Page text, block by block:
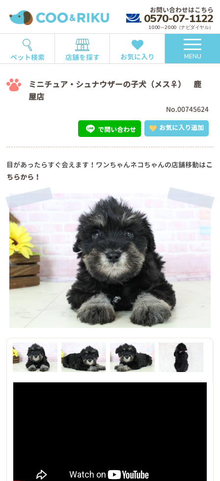
お問い合わせはこちら
0570-07-1122
10:00～20:00（ナビダイヤル）
ペット検索 店舗を探す お気に入り MENU
ミニチュア・シュナウザーの子犬（メス♀） 鹿
屋店
No.00745624
お気に入り追加
で問い合わせ
目があったらすぐ会えます！ワンちゃんネコちゃんの店舗移動はこ
ちらから！